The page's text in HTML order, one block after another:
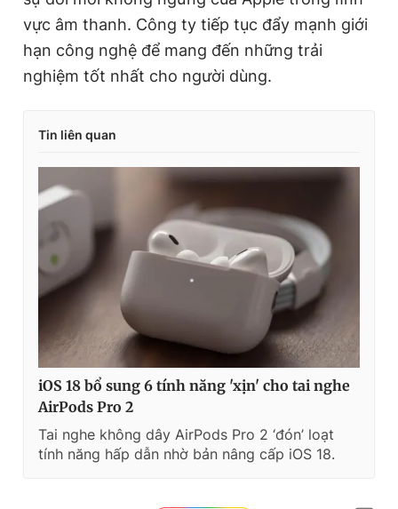
vực âm thanh. Công ty tiếp tục đẩy mạnh giới
hạn công nghệ để mang đến những trải
nghiệm tốt nhất cho người dùng.
Tin liên quan
iOS 18 bổ sung 6 tính năng 'xịn' cho tai nghe
AirPods Pro 2
Tai nghe không dây AirPods Pro 2 ‘đón’ loạt
tính năng hấp dẫn nhờ bản nâng cấp iOS 18.